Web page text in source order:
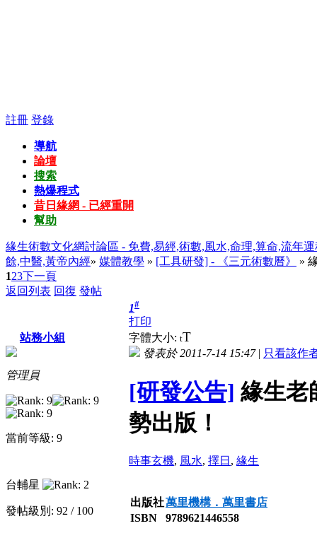
註冊 登錄
導航
論壇
搜索
熱爆程式
昔日緣網 - 已經重開
幫助
緣生術數文化網討論區 - 免費,易經,術數,風水,命理,算命,流年
餘,中醫,黃帝內經» 媒體教學 » [工具研發] - 《三元術數曆》
»
123下一頁
返回列表 回復 發帖
站務小組
管理員
當前等級: 9
台輔星
發帖級別: 92 / 100
1#
打印
字體大小: tT
發表於 2011-7-14 15:47| 只看該作
[研發公告] 緣生老
勢出版！
時事玄機, 風水, 擇日 , 緣生
出版社萬里機構．萬里書店
ISBN
9789621446558